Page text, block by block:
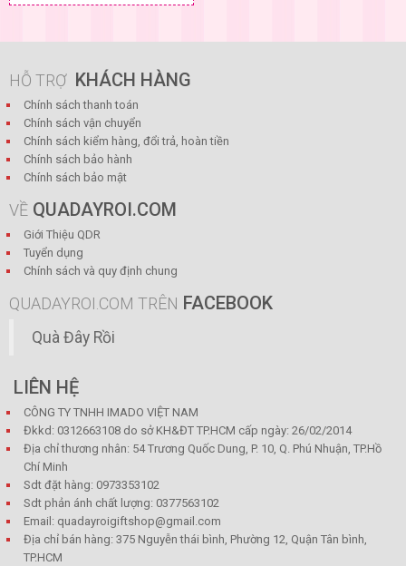
HỖ TRỢ KHÁCH HÀNG
Chính sách thanh toán
Chính sách vận chuyển
Chính sách kiểm hàng, đổi trả, hoàn tiền
Chính sách bảo hành
Chính sách bảo mật
VỀ QUADAYROI.COM
Giới Thiệu QDR
Tuyển dụng
Chính sách và quy định chung
QUADAYROI.COM TRÊN FACEBOOK
Quà Đây Rồi
LIÊN HỆ
CÔNG TY TNHH IMADO VIỆT NAM
Đkkd: 0312663108 do sở KH&ĐT TP.HCM cấp ngày: 26/02/2014
Địa chỉ thương nhân: 54 Trương Quốc Dung, P. 10, Q. Phú Nhuận, TP.Hồ
Chí Minh
Sdt đặt hàng: 0973353102
Sdt phản ánh chất lượng: 0377563102
Email: quadayroigiftshop@gmail.com
Địa chỉ bán hàng: 375 Nguyễn thái bình, Phường 12, Quận Tân bình,
TP.HCM